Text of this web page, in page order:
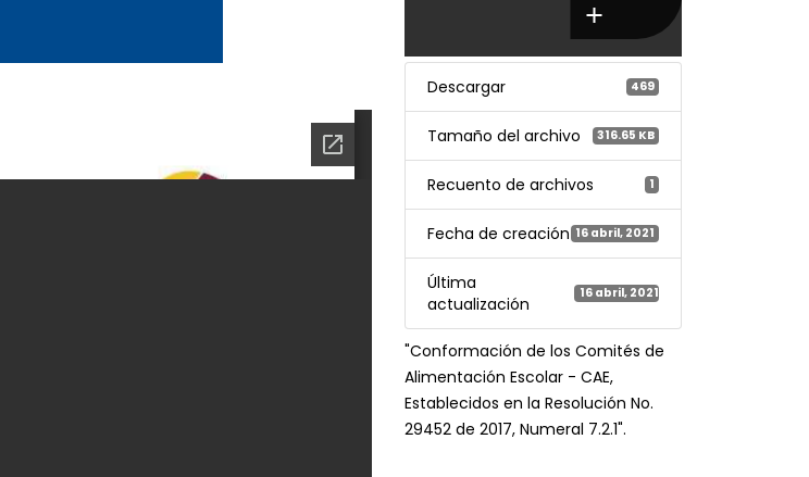
Descargar 469
Tamaño del archivo 316.65 KB
Recuento de archivos 1
Fecha de creación 16 abril, 2021
Última
actualización
16 abril, 2021
"Conformación de los Comités de
Alimentación Escolar - CAE,
Establecidos en la Resolución No.
29452 de 2017, Numeral 7.2.1".